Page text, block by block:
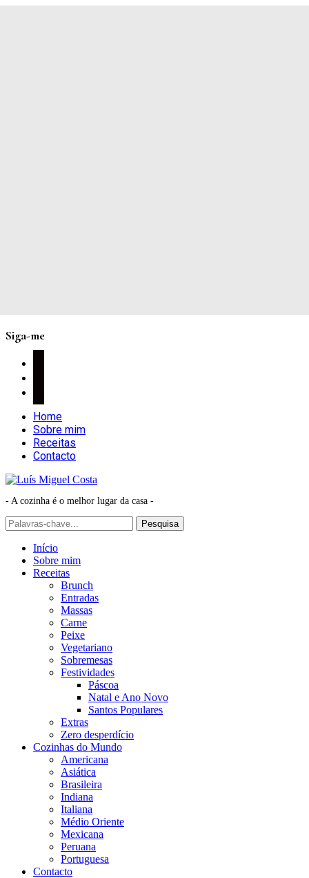
Siga-me
Home
Sobre mim
Receitas
Contacto
- A cozinha é o melhor lugar da casa -
Início
Sobre mim
Receitas
Brunch
Entradas
Massas
Carne
Peixe
Vegetariano
Sobremesas
Festividades
Páscoa
Natal e Ano Novo
Santos Populares
Extras
Zero desperdício
Cozinhas do Mundo
Americana
Asiática
Brasileira
Indiana
Italiana
Médio Oriente
Mexicana
Peruana
Portuguesa
Contacto